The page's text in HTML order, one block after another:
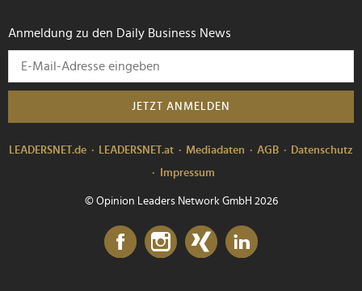
Anmeldung zu den Daily Business News
JETZT ANMELDEN
LEADERSNET.de LEADERSNET.at Mediadaten AGB
Datenschutz
Impressum
© Opinion Leaders Network GmbH 2026